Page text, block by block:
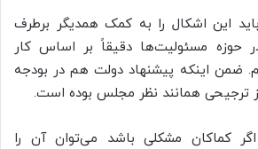
این اشکال را به کمک همدیگر برطرف
حوزه مسئولیت‌ها دقیقاً بر اساس کار
ضمن اینکه پیشنهاد دولت هم در بودجه
کماکان مشکلی باشد می‌توان آن را